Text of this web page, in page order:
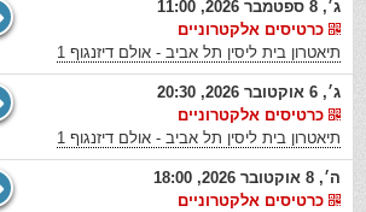
ג׳, 8 ספטמבר 2026, 11:00
כרטיסים אלקטרוניים
תיאטרון בית ליסין תל אביב - אולם דיזנגוף 1
ג׳, 6 אוקטובר 2026, 20:30
כרטיסים אלקטרוניים
תיאטרון בית ליסין תל אביב - אולם דיזנגוף 1
ה׳, 8 אוקטובר 2026, 18:00
כרטיסים אלקטרוניים